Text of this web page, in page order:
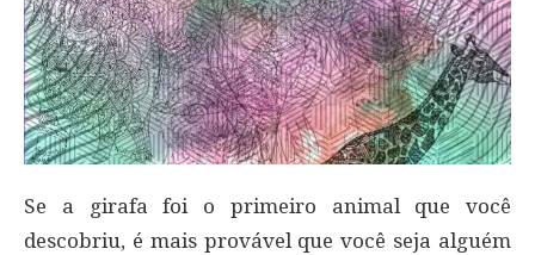
Se a girafa foi o primeiro animal que você
descobriu, é mais provável que você seja alguém